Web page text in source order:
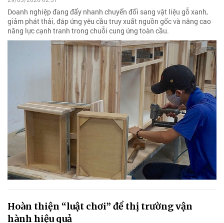
Doanh nghiệp đang đẩy nhanh chuyển đổi sang vật liệu gỗ xanh,
giảm phát thải, đáp ứng yêu cầu truy xuất nguồn gốc và nâng cao
năng lực cạnh tranh trong chuỗi cung ứng toàn cầu.
Hoàn thiện “luật chơi” để thị trường vận
hành hiệu quả